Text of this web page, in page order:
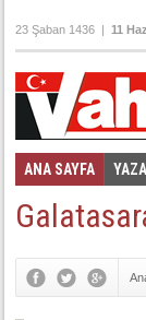
23 Şaban 1436 | 11
ANA SAYFA
Foto Galeri